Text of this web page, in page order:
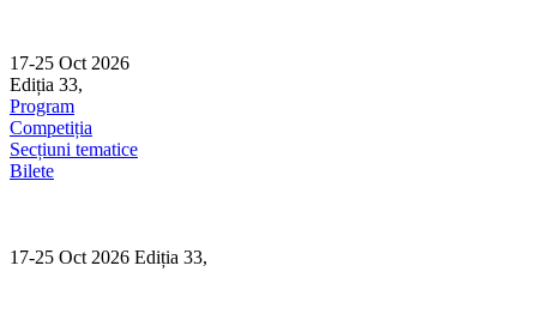
content
17-25 Oct 2026
Ediția 33,
Program
Competiția
Secțiuni tematice
Bilete
17-25 Oct 2026 Ediția 33,